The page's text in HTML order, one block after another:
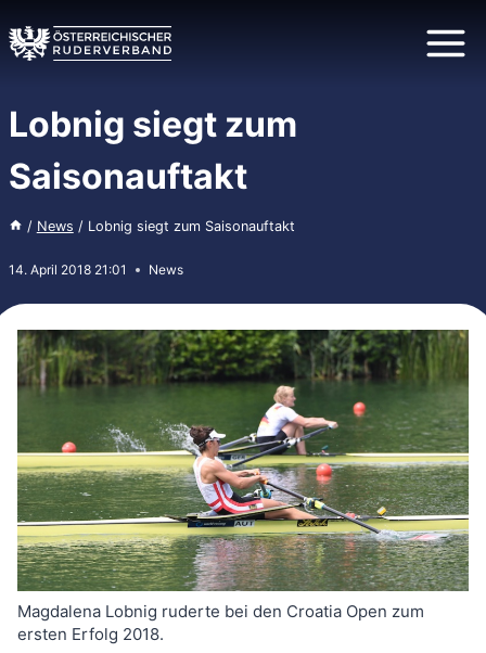
Inhalt
springen
Lobnig siegt zum
Saisonauftakt
/ News / Lobnig siegt zum Saisonauftakt
14. April 2018 21:01 News
Magdalena Lobnig ruderte bei den Croatia Open zum
ersten Erfolg 2018.